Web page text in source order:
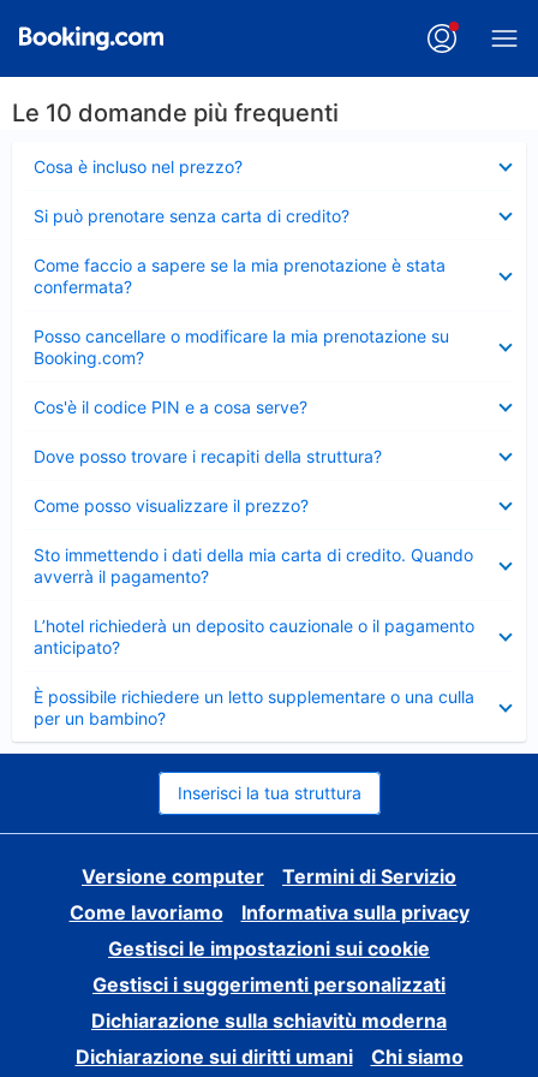
Le 10 domande più frequenti
Cosa è incluso nel prezzo?
chiuso
Si può prenotare senza carta di credito?
chiuso
Come faccio a sapere se la mia prenotazione è stata
confermata?
chiuso
Posso cancellare o modificare la mia prenotazione su
Booking.com?
chiuso
Cos'è il codice PIN e a cosa serve?
chiuso
Dove posso trovare i recapiti della struttura?
chiuso
Come posso visualizzare il prezzo?
chiuso
Sto immettendo i dati della mia carta di credito. Quando
avverrà il pagamento?
chiuso
L’hotel richiederà un deposito cauzionale o il pagamento
anticipato?
chiuso
È possibile richiedere un letto supplementare o una culla
per un bambino?
Elemento
chiuso
Inserisci la tua struttura
Versione computer
Termini di Servizio
Come lavoriamo
Informativa sulla privacy
Gestisci le impostazioni sui cookie
Gestisci i suggerimenti personalizzati
Dichiarazione sulla schiavitù moderna
Dichiarazione sui diritti umani
Chi siamo